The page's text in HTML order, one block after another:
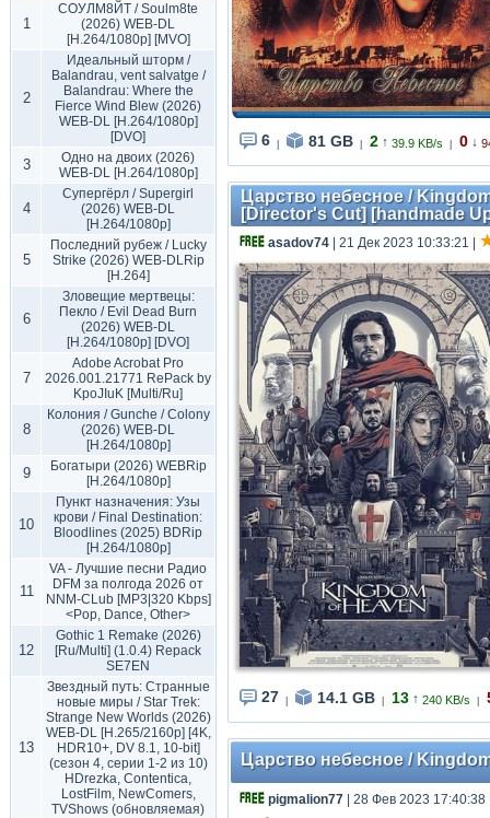
1
СОУЛМ8ЙТ / Soulm8te
(2026) WEB-DL
[H.264/1080p] [MVO]
2
Идеальный шторм /
Balandrau, vent salvatge /
Balandrau: Where the
Fierce Wind Blew (2026)
WEB-DL [H.264/1080p]
[DVO]
3
Одно на двоих (2026)
WEB-DL [H.264/1080p]
4
Супергёрл / Supergirl
(2026) WEB-DL
[H.264/1080p]
5
Последний рубеж / Lucky
Strike (2026) WEB-DLRip
[H.264]
6
Зловещие мертвецы:
Пекло / Evil Dead Burn
(2026) WEB-DL
[H.264/1080p] [DVO]
7
Adobe Acrobat Pro
2026.001.21771 RePack by
KpoJIuK [Multi/Ru]
8
Колония / Gunche / Colony
(2026) WEB-DL
[H.264/1080p]
9
Богатыри (2026) WEBRip
[H.264/1080p]
10
Пункт назначения: Узы
крови / Final Destination:
Bloodlines (2025) BDRip
[H.264/1080p]
11
VA - Лучшие песни Радио
DFM за полгода 2026 от
NNM-CLub [MP3|320 Kbps]
<Pop, Dance, Other>
12
Gothic 1 Remake (2026)
[Ru/Multi] (1.0.4) Repack
SE7EN
13
Звездный путь: Странные
новые миры / Star Trek:
Strange New Worlds (2026)
WEB-DL [H.265/2160p] [4K,
HDR10+, DV 8.1, 10-bit]
(сезон 4, серии 1-2 из 10)
HDrezka, Contentica,
LostFilm, NewComers,
TVShows (обновляемая)
6 81 GB 2 ↑ 39.9 KB/s 0 ↓
Царство небесное /
[Director's Cut] [handmade
asadov74 | 21 Дек 2023 10:33:21
27 14.1 GB 13 ↑ 240 KB/s
Царство небесное /
pigmalion77 | 28 Фев 2023 17:40:38